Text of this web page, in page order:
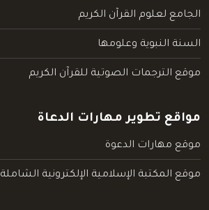
الجامع لعلوم القرآن الكريم
السنة النبوية وعلومها
موقع الترجمات الصوتية للقرآن الكريم
مواقع تطوير مهارات الدعاة
موقع مهارات الدعوة
موقع المكتبة الإسلامية الإلكترونية الشاملة